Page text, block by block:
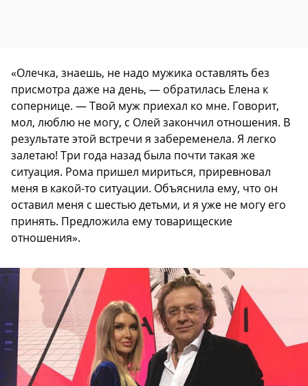
«Олечка, знаешь, не надо мужика оставлять без
присмотра даже на день, — обратилась Елена к
сопернице. — Твой муж приехал ко мне. Говорит,
мол, люблю не могу, с Олей закончил отношения. В
результате этой встречи я забеременела. Я легко
залетаю! Три года назад была почти такая же
ситуация. Рома пришел мириться, приревновал
меня в какой-то ситуации. Объяснила ему, что он
оставил меня с шестью детьми, и я уже не могу его
принять. Предложила ему товарищеские
отношения».